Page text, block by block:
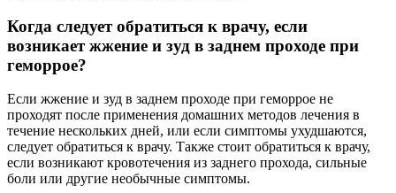
Когда следует обратиться к врачу, если
возникает жжение и зуд в заднем проходе при
геморрое?
Если жжение и зуд в заднем проходе при геморрое не
проходят после применения домашних методов лечения в
течение нескольких дней, или если симптомы ухудшаются,
следует обратиться к врачу. Также стоит обратиться к врачу,
если возникают кровотечения из заднего прохода, сильные
боли или другие необычные симптомы.